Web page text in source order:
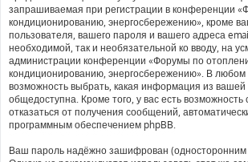
запрашиваемая при регистрации в конференции
кондиционированию, энергосбережению», кроме
пользователя, вашего пароля и вашего адреса
необходимой, так и необязательной ко вводу, на
администрации конференции «Форумы по
кондиционированию, энергосбережению». В любом
возможность выбрать, какая информация из вашей
общедоступна. Кроме того, у вас есть возможность
отказаться от получения сообщений,
программным обеспечением phpBB.
Ваш пароль надёжно зашифрован